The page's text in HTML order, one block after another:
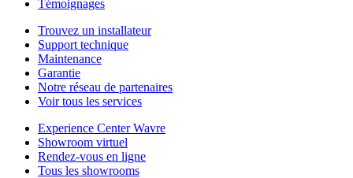
Témoignages
Trouvez un installateur
Support technique
Maintenance
Garantie
Notre réseau de partenaires
Voir tous les services
Experience Center Wavre
Showroom virtuel
Rendez-vous en ligne
Tous les showrooms